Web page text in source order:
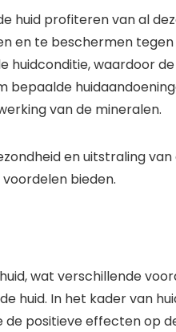
huid profiteren van al
en te beschermen
waardoor
bepaalde
van de mineralen.
en uitstraling van
bieden.
wat verschillende
huid. In het kader van
positieve effecten op